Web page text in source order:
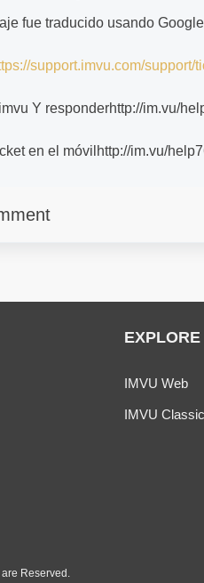
fue traducido usando
support.imvu.com/support/
Y responderhttp://im.vu/
en el móvilhttp://im.vu/
EXPLORE
IMVU Web
IMVU Classic
Reserved.